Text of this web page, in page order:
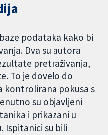
podataka kako bi
Dva su autora
pretraživanja,
To je dovelo do
kontrolirana pokusa s
su objavljeni
i prikazani u
Ispitanici su bili